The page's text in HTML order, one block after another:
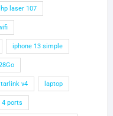
hp laser 107
iphone 13 simple
v4 laptop
4 ports